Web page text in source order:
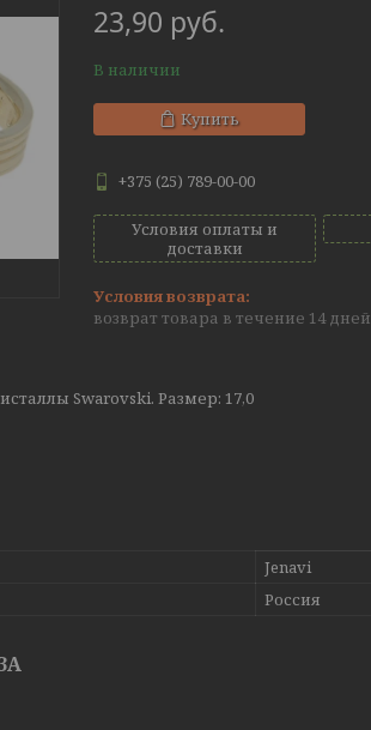
23,90 руб.
В наличии
Купить
+375 (25) 789-00-00
Условия оплаты и
доставки
возврат товара в течение 14 дней
Swarovski. Размер: 17,0
Jenavi
Россия